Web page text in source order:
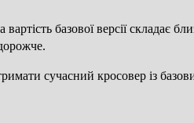
базової версії складає
сучасний кросовер із